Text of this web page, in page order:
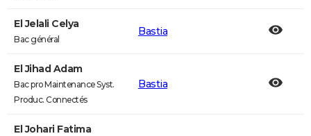
El Jelali Celya
Bac général
Bastia
El Jihad Adam
Bac pro Maintenance Syst.
Produc. Connectés
Bastia
El Johari Fatima